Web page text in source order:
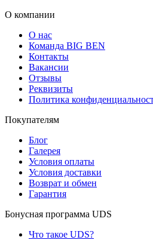
О компании
О нас
Команда BIG BEN
Контакты
Вакансии
Отзывы
Реквизиты
Политика
Покупателям
Блог
Галерея
Условия оплаты
Условия доставки
Возврат и обмен
Гарантия
Бонусная программа UDS
Что такое UDS?